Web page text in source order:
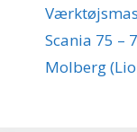
Scania 75 –
Molberg